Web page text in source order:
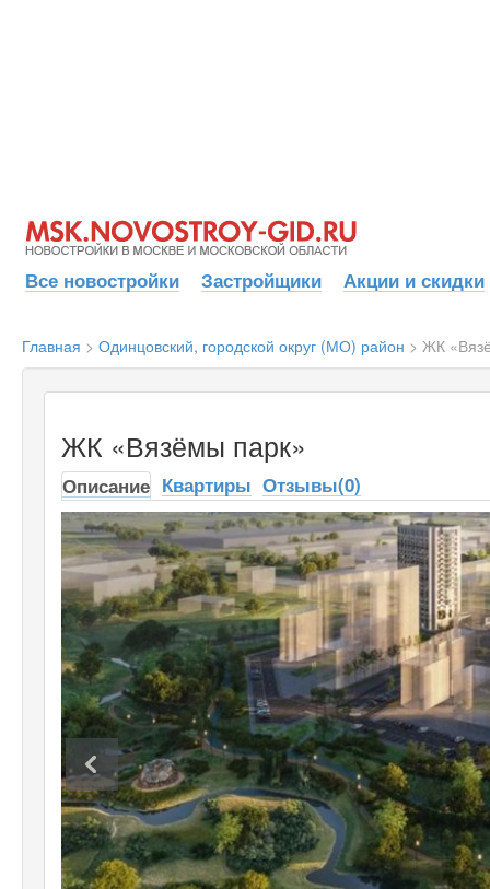
Все новостройки Застройщики Акции и скидки
Главная > Одинцовский, городской округ (МО) район > ЖК
ЖК «Вязёмы парк»
Описание Квартиры Отзывы(0)